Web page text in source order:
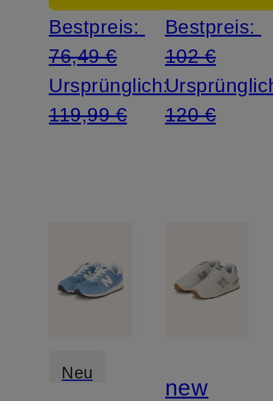
Bestpreis:
76,49 €
Ursprünglich:
119,99 €
Bestpreis:
102 €
120 €
Neu
new